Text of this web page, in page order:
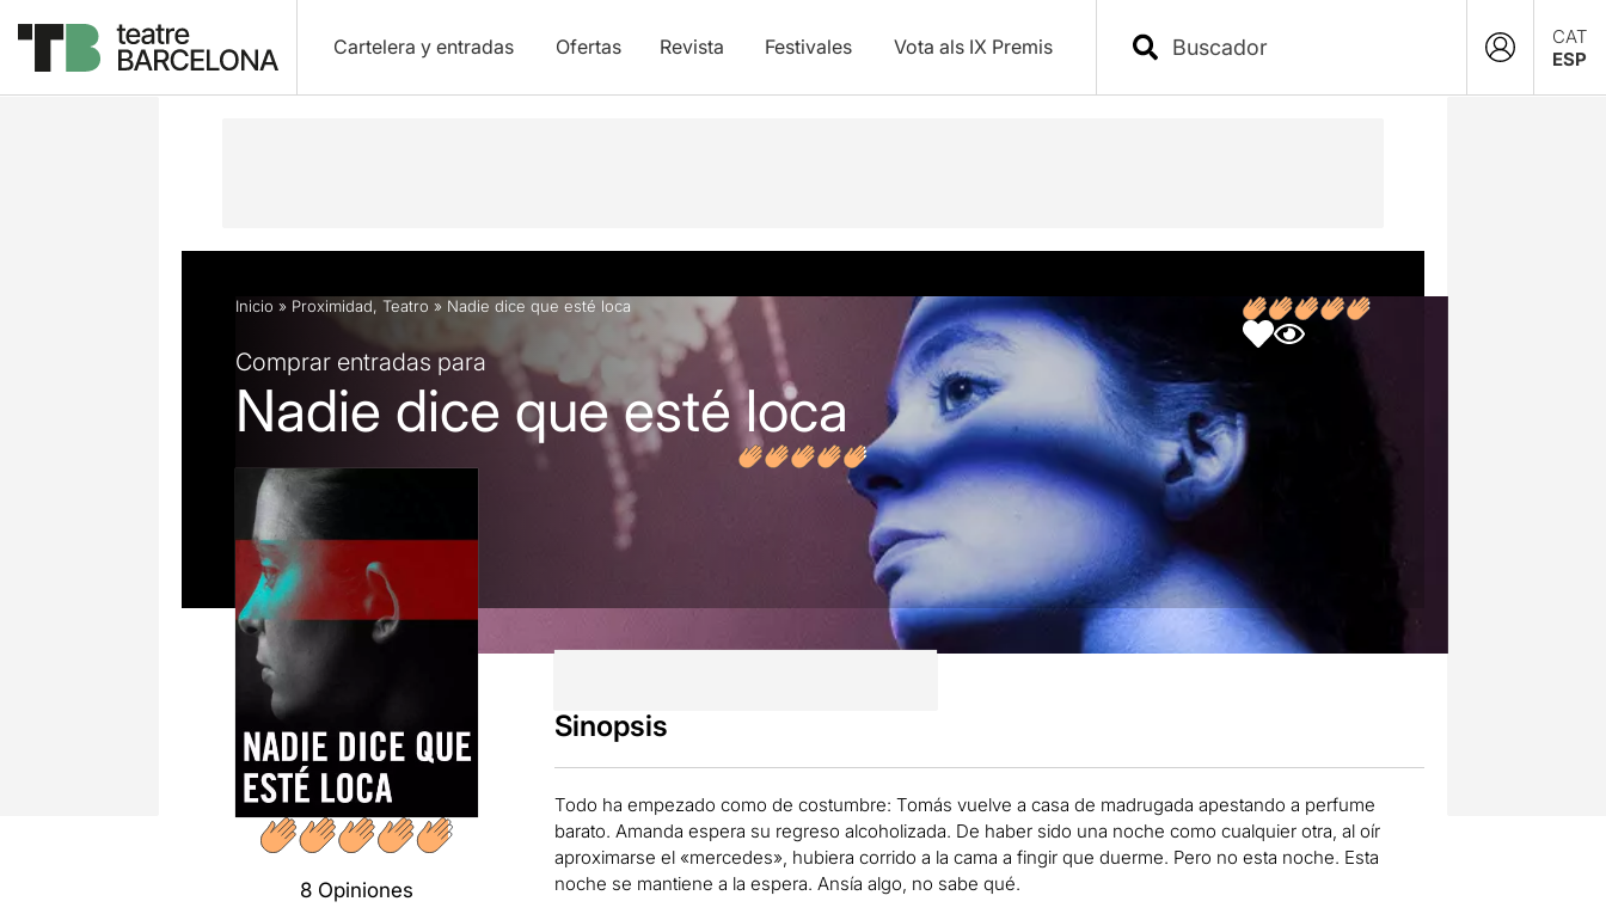
Cartelera y entradas Ofertas Revista Festivales Vota als IX Premis
CAT
ESP
Descripción Ficha artística Fotos y vídeos Opiniones
Inicio » Proximidad, Teatro » Nadie dice que esté loca
Comprar entradas para
Nadie dice que esté loca
8 Opiniones
Sinopsis
Todo ha empezado como de costumbre: Tomás vuelve a casa de madrugada apestando a perfume
barato. Amanda espera su regreso alcoholizada. De haber sido una noche como cualquier otra, al oír
aproximarse el «mercedes», hubiera corrido a la cama a fingir que duerme. Pero no esta noche. Esta
noche se mantiene a la espera. Ansía algo, no sabe qué.